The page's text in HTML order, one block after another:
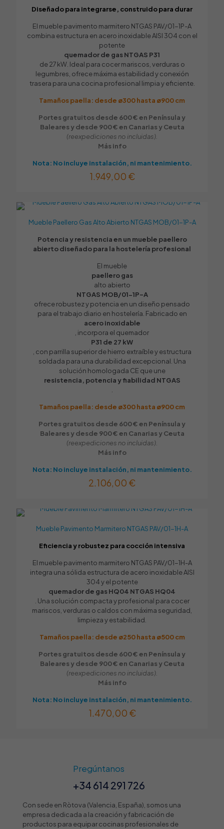
Tipo de Gas
Butano / Propano,Gas Natural
Número de fuegos
Con agua
NO,SÍ
Chispero
Dimensiones externas / L x An x Alt (mm)
400 x 700 x 170
Entrada de gas reversible
campos obligatorios están marcados con*
Tu puntuación *
Nombre*
navegador para la próxima vez que comente.
Diseñado para integrarse, construido para durar
El mueble pavimento marmitero NTGAS PAV/01-1P-A
combina estructura en acero inoxidable AISI 304 con el
potente
quemador de gas NTGAS P31
de 27 kW. Ideal para cocer mariscos, verduras o
legumbres, ofrece máxima estabilidad y conexión
trasera para una cocina profesional limpia y eficiente.
Tamaños paella: desde ø300 hasta ø900 cm
Portes gratuitos desde 600 € en Península y
Baleares y desde 900 € en Canarias y Ceuta
(reexpediciones no incluidas).
Más info
Nota: No incluye instalación, ni mantenimiento.
1.949,00 €
Mueble Paellero Gas Alto Abierto NTGAS MOB/01-1P-A
Potencia y resistencia en un mueble paellero
abierto diseñado para la hostelería profesional
El mueble
paellero gas
alto abierto
NTGAS MOB/01-1P-A
ofrece robustez y potencia en un diseño pensado
para el trabajo diario en hostelería. Fabricado en
acero inoxidable
, incorpora el quemador
P31 de 27 kW
, con parrilla superior de hierro extraíble y estructura
soldada para una durabilidad excepcional. Una
solución homologada CE que une
resistencia, potencia y fiabilidad NTGAS
Tamaños paella: desde ø300 hasta ø900 cm
Portes gratuitos desde 600 € en Península y
Baleares y desde 900 € en Canarias y Ceuta
(reexpediciones no incluidas).
Más info
Nota: No incluye instalación, ni mantenimiento.
2.106,00 €
Mueble Pavimento Marmitero NTGAS PAV/01-1H-A
Eficiencia y robustez para cocción intensiva
El mueble pavimento marmitero NTGAS PAV/01-1H-A
integra una sólida estructura de acero inoxidable AISI
304 y el potente
quemador de gas HQ04 NTGAS HQ04
. Una solución compacta y profesional para cocer
mariscos, verduras o caldos con máxima seguridad,
limpieza y estabilidad.
Tamaños paella: desde ø250 hasta ø500 cm
Portes gratuitos desde 600 € en Península y
Baleares y desde 900 € en Canarias y Ceuta
(reexpediciones no incluidas).
Más info
Nota: No incluye instalación, ni mantenimiento.
1.470,00 €
Pregúntanos
+34 614 291 726
Con sede en Ròtova (Valencia, España), somos una
empresa dedicada a la creación y fabricación de
productos para equipar cocinas profesionales de